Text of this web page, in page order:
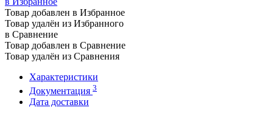
Товар добавлен в Избранное
Товар удалён из Избранного
в Сравнение
Товар добавлен в Сравнение
Товар удалён из Сравнения
Характеристики
Документация 3
Дата доставки